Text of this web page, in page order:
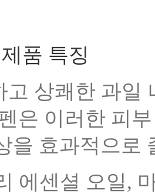
품 특징
고 상쾌한 과일
은 이러한 피
을 효과적으로
에센셜 오일,